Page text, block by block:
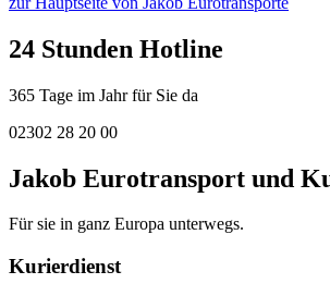
24 Stunden Hotline
365 Tage im Jahr für Sie da
02302 28 20 00
Jakob Eurotransport und
Für sie in ganz Europa unterwegs.
Kurierdienst